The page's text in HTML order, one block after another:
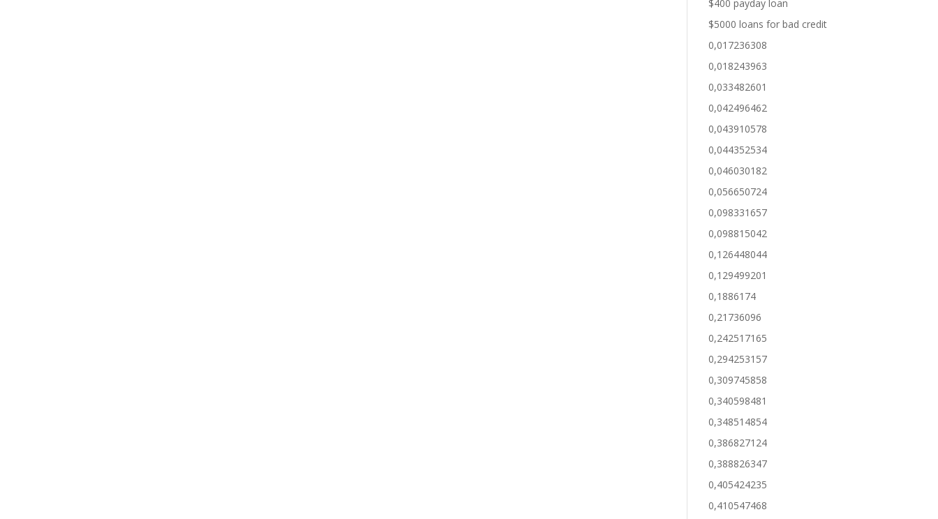
$400 payday loan
$5000 loans for bad credit
0,017236308
0,018243963
0,033482601
0,042496462
0,043910578
0,044352534
0,046030182
0,056650724
0,098331657
0,098815042
0,126448044
0,129499201
0,1886174
0,21736096
0,242517165
0,294253157
0,309745858
0,340598481
0,348514854
0,386827124
0,388826347
0,405424235
0,410547468